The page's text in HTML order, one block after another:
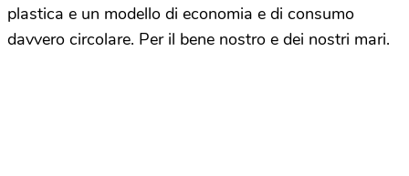
plastica e un modello di economia e di consumo
davvero circolare. Per il bene nostro e dei nostri mari.